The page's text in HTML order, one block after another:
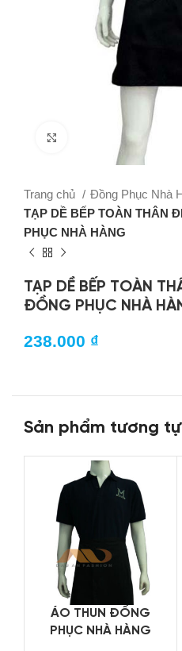
Click to enlarge
Trang chủ
Đồng Phục Nhà
TẠP DỀ BẾP TOÀN THÂN
PHỤC NHÀ HÀNG
TẠP DỀ BẾP TOÀN
ĐỒNG PHỤC NHÀ
238.000 ₫
Sản phẩm tương tự
ÁO THUN ĐỒNG
PHỤC NHÀ HÀNG